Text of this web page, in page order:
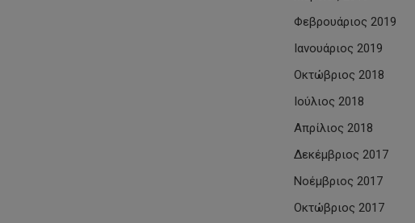
Φεβρουάριος 2019
Ιανουάριος 2019
Οκτώβριος 2018
Ιούλιος 2018
Απρίλιος 2018
Δεκέμβριος 2017
Νοέμβριος 2017
Οκτώβριος 2017